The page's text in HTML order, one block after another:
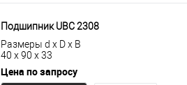
Подшипник UBC 2308
Размеры d x D x B
40 x 90 x 33
Цена по запросу